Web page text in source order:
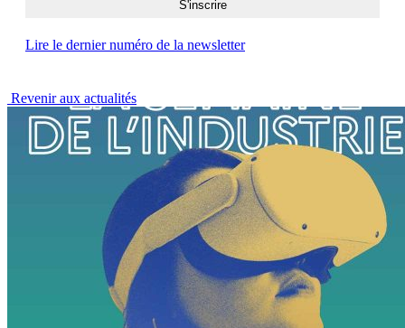
Lire le dernier numéro de la newsletter
Revenir aux actualités